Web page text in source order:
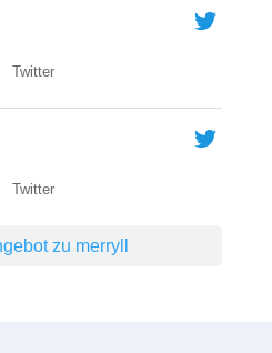
Twitter
Twitter
zu merryll